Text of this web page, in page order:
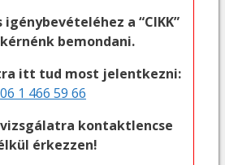
a “CIKK”
bemondani.
itt tud most jelentkezni:
06 1 466 59 66
kontaktlencse
érkezzen!